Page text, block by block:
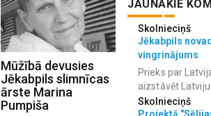
Mūžībā devusies
Jēkabpils slimnīcas
ārste Marina
Pumpiša
JAUNĀKIE
Skolnieciņš
Jēkabpils
vingrinājums
Prieks par
aizstāvēt Latviju
Skolnieciņš